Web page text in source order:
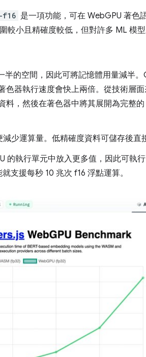
f16 是一項功能，可在 WebGPU 著色
較小且精確度較低，但對許多 ML 模
半的空間，因此可將記憶體用量減半
色器執行速度會快上兩倍。從技術層
，然後在著色器中將其展開為完整
減少運算量。低精確度資料可儲存後直
的執行單元中放入更多值，因此可執
支援每秒 10 兆次 f16 浮點運算。